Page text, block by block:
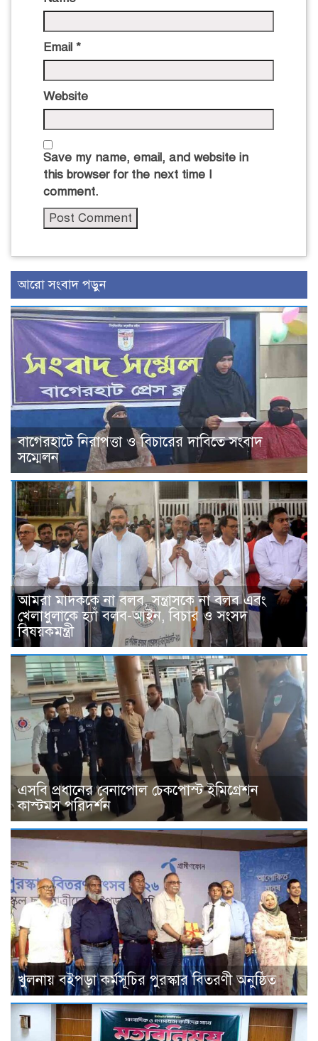
Email *
Website
Save my name, email, and website in
this browser for the next time I
comment.
আরো সংবাদ পড়ুন
বাগেরহাটে নিরাপত্তা ও বিচারের দাবিতে সংবাদ
সম্মেলন
আমরা মাদককে না বলব, সন্ত্রাসকে না বলব এবং
খেলাধুলাকে হ্যাঁ বলব-আইন, বিচার ও সংসদ
বিষয়কমন্ত্রী
এসবি প্রধানের বেনাপোল চেকপোস্ট ইমিগ্রেশন
কাস্টমস পরিদর্শন
খুলনায় বইপড়া কর্মসূচির পুরস্কার বিতরণী অনুষ্ঠিত